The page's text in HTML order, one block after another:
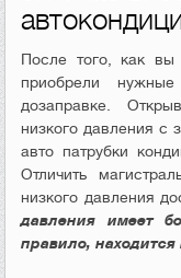
После того, как вы
приобрели
дозаправке.
низкого давления с
авто патрубки
Отличить
низкого давления
давления имеет
правило, находится